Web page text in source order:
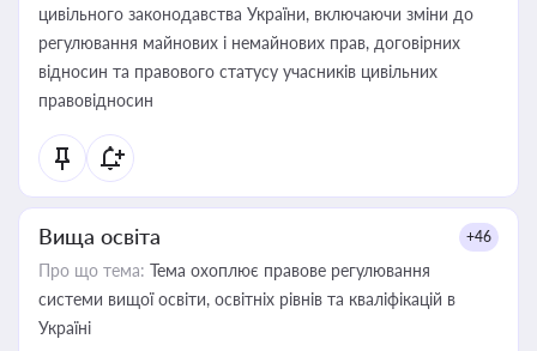
цивільного законодавства України, включаючи зміни до
регулювання майнових і немайнових прав, договірних
відносин та правового статусу учасників цивільних
правовідносин
Вища освіта +46
Про що тема: Тема охоплює правове регулювання
системи вищої освіти, освітніх рівнів та кваліфікацій в
Україні